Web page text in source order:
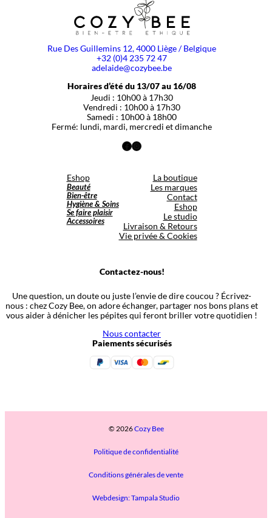
Rue Des Guillemins 12, 4000 Liège / Belgique
+32 (0)4 235 72 47
adelaide@cozybee.be
Horaires d’été du 13/07 au 16/08
Jeudi : 10h00 à 17h30
Vendredi : 10h00 à 17h30
Samedi : 10h00 à 18h00
Fermé: lundi, mardi, mercredi et dimanche
Facebook
Instagram
Eshop
Beauté
Bien-être
Hygiène & Soins
Se faire plaisir
Accessoires
La boutique
Les marques
Contact
Eshop
Le studio
Livraison & Retours
Vie privée & Cookies
Contactez-nous!
Une question, un doute ou juste l’envie de dire coucou ? Écrivez-
nous : chez Cozy Bee, on adore échanger, partager nos bons plans et
vous aider à dénicher les pépites qui feront briller votre quotidien !
Nous contacter
Paiements sécurisés
© 2026Cozy Bee
Politique de confidentialité
Conditions générales de vente
Webdesign: Tampala Studio